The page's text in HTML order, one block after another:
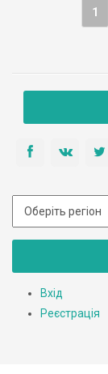
1
Вхід
Реєстрація